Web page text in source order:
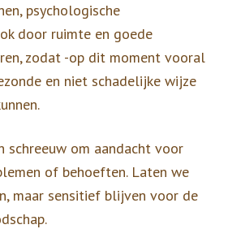
psychologische
door ruimte en goede
zodat -op dit moment vooral
en niet schadelijke wijze
schreeuw om aandacht voor
of behoeften. Laten we
maar sensitief blijven voor de